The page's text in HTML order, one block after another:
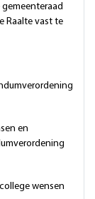
Raalte vast te
en
wensen